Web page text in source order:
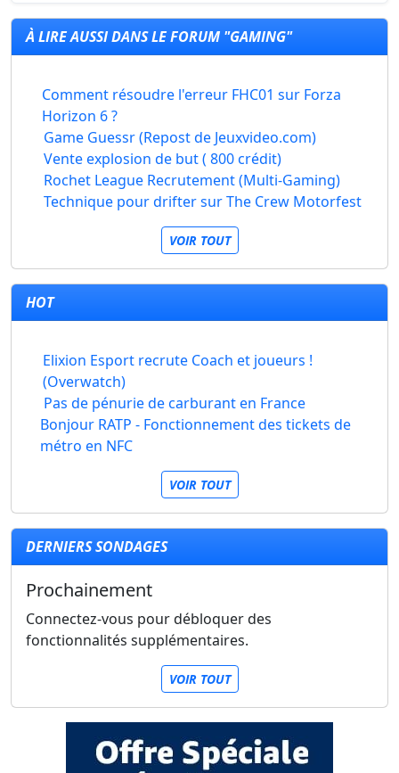
À LIRE AUSSI DANS LE FORUM "GAMING"
Comment résoudre l'erreur FHC01 sur Forza
Horizon 6 ?
Game Guessr (Repost de Jeuxvideo.com)
Vente explosion de but ( 800 crédit)
Rochet League Recrutement (Multi-Gaming)
Technique pour drifter sur The Crew Motorfest
VOIR TOUT
HOT
Elixion Esport recrute Coach et joueurs !
(Overwatch)
Pas de pénurie de carburant en France
Bonjour RATP - Fonctionnement des tickets de
métro en NFC
VOIR TOUT
DERNIERS SONDAGES
Prochainement
Connectez-vous pour débloquer des
fonctionnalités supplémentaires.
VOIR TOUT